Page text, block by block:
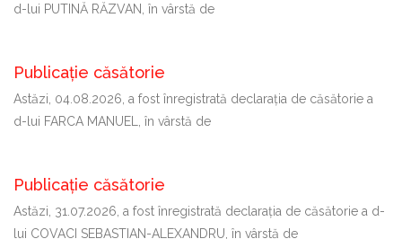
d-lui PUTINĂ RĂZVAN, în vârstă de
Publicație căsătorie
Astăzi, 04.08.2026, a fost înregistrată declaraţia de căsătorie a
d-lui FARCA MANUEL, în vârstă de
Publicație căsătorie
Astăzi, 31.07.2026, a fost înregistrată declaraţia de căsătorie a d-
lui COVACI SEBASTIAN-ALEXANDRU, în vârstă de